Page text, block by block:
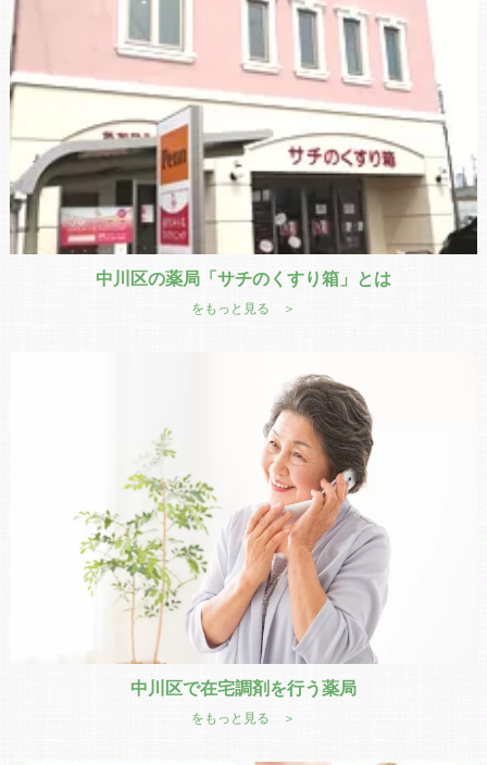
中川区の薬局「サチのくすり箱」とは
をもっと見る ＞
中川区で在宅調剤を行う薬局
をもっと見る ＞